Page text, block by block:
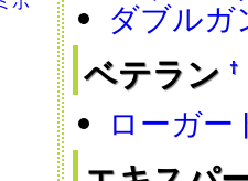
ダブル
ベテラン †
ローガー